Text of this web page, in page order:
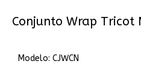
Modelo: CJWCN